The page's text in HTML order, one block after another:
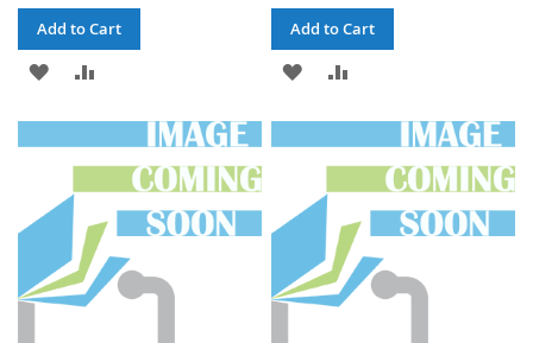
Add to Cart
ADD
WISH
LIST
COMPARE
Add to Cart
ADD
WISH
LIST
COMPARE